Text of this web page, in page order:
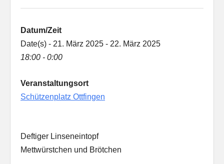
Datum/Zeit
Date(s) - 21. März 2025 - 22. März 2025
18:00 - 0:00
Veranstaltungsort
Schützenplatz Ottfingen
Deftiger Linseneintopf
Mettwürstchen und Brötchen